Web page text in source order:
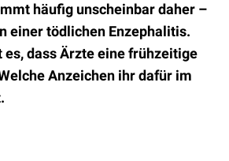
häufig unscheinbar daher –
einer tödlichen Enzephalitis.
dass Ärzte eine frühzeitige
Anzeichen ihr dafür im